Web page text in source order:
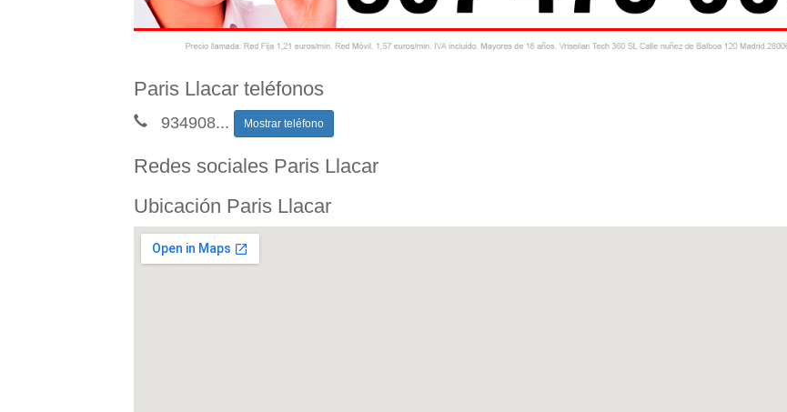
Paris Llacar teléfonos
934908... Mostrar teléfono
Redes sociales Paris Llacar
Ubicación Paris Llacar